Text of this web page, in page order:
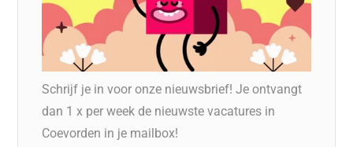
Schrijf je in voor onze nieuwsbrief! Je ontvangt
dan 1 x per week de nieuwste vacatures in
Coevorden in je mailbox!